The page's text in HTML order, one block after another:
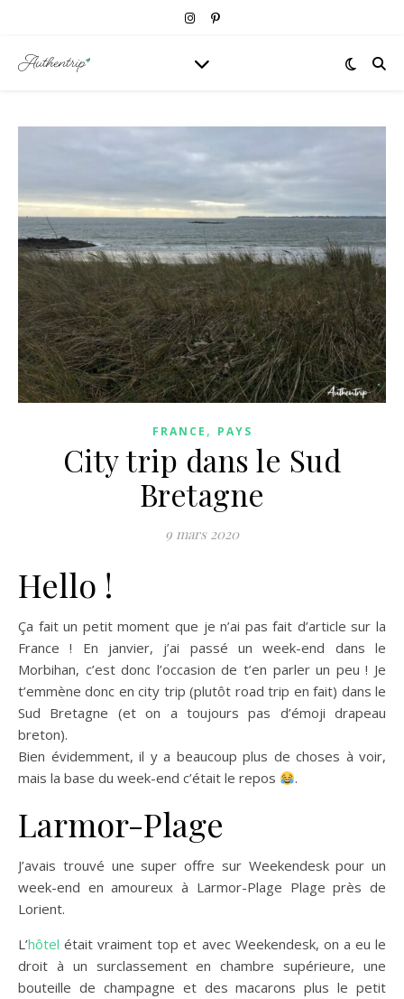
FRANCE , PAYS
City trip dans le Sud
Bretagne
9 mars 2020
Hello !
Ça fait un petit moment que je n’ai pas fait d’article sur la
France ! En janvier, j’ai passé un week-end dans le
Morbihan, c’est donc l’occasion de t’en parler un peu ! Je
t’emmène donc en city trip (plutôt road trip en fait) dans le
Sud Bretagne (et on a toujours pas d’émoji drapeau
breton).
Bien évidemment, il y a beaucoup plus de choses à voir,
mais la base du week-end c’était le repos
.
Larmor-Plage
J’avais trouvé une super offre sur Weekendesk pour un
week-end en amoureux à Larmor-Plage Plage près de
Lorient.
L’hôtel était vraiment top et avec Weekendesk, on a eu le
droit à un surclassement en chambre supérieure, une
bouteille de champagne et des macarons plus le petit